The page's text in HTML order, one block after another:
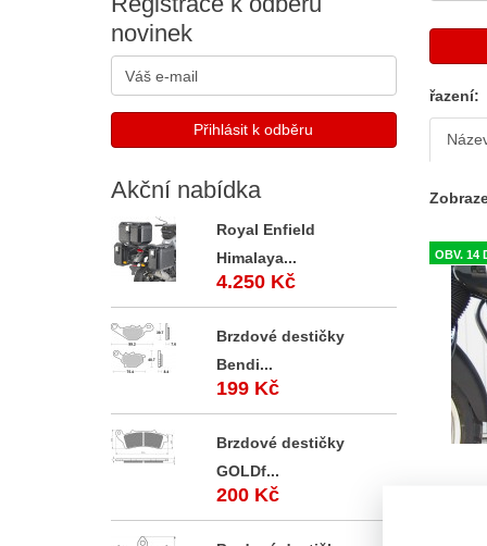
řazení:
OBV. 14
Černý
novinek
Akční nabídka
Royal Enfield
Himalaya...
4.250 Kč
Brzdové destičky
Bendi...
199 Kč
Brzdové destičky
GOLDf...
200 Kč